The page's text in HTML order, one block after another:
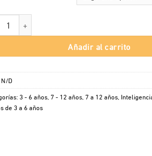
Vida Feliz y Saludable cantidad
Añadir al carrito
N/D
3 - 6 años, 7 - 12 años, 7 a 12 años,
de 3 a 6 años